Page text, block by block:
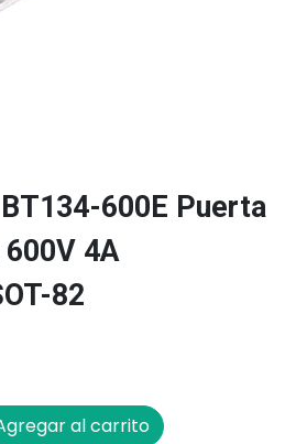
600E Puerta
4A
82
al carrito